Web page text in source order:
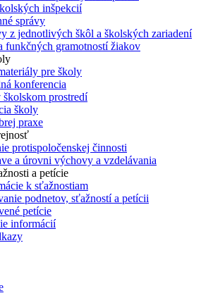
inšpekcií
správy
z jednotlivých škôl a školských zariadení
funkčných gramotností žiakov
pre školy
konferencia
prostredí
školy
praxe
protispoločenskej činnosti
a úrovni výchovy a vzdelávania
a petície
k sťažnostiam
podnetov, sťažností a petícii
petície
informácií